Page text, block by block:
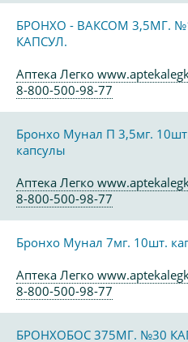
БРОНХО - ВАКСОМ 3,5МГ.
КАПСУЛ.
Аптека Легко
8-800-500-98-77
Бронхо Мунал П 3,5мг.
капсулы
Аптека Легко
8-800-500-98-77
Бронхо Мунал 7мг. 10шт.
Аптека Легко
8-800-500-98-77
БРОНХОБОС 375МГ. №30